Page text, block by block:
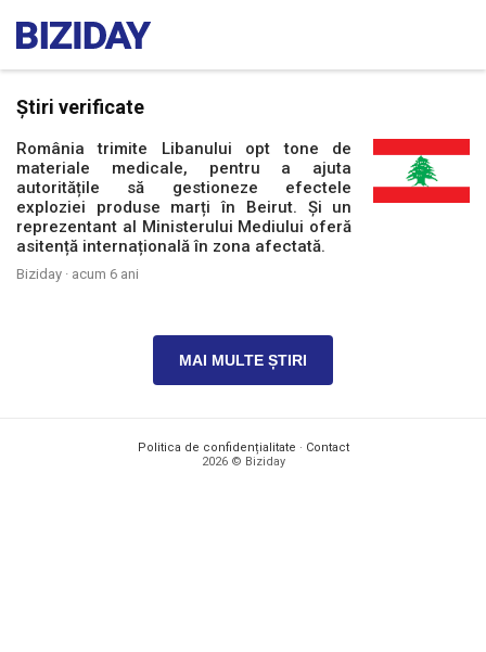
Știri verificate
România trimite Libanului opt tone de
materiale medicale, pentru a ajuta
autoritățile să gestioneze efectele
exploziei produse marți în Beirut. Și un
reprezentant al Ministerului Mediului oferă
asitență internațională în zona afectată.
Biziday · acum 6 ani
MAI MULTE ȘTIRI
Politica de confidențialitate · Contact
2026 © Biziday